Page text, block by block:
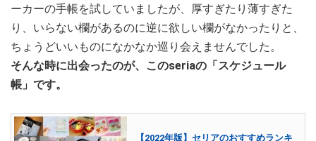
ーカーの手帳を試していましたが、厚すぎたり薄すぎた
り、いらない欄があるのに逆に欲しい欄がなかったりと、
ちょうどいいものになかなか巡り会えませんでした。
そんな時に出会ったのが、このseriaの「スケジュール
帳」です。
【2022年版】セリアのおすすめランキ